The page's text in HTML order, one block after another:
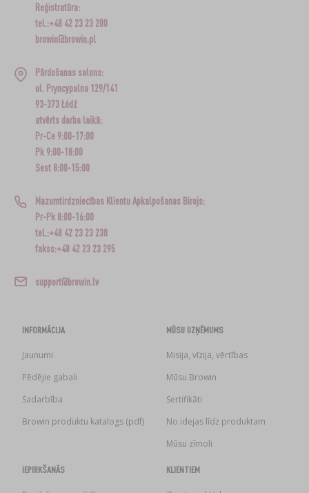
Reģistratūra:
tel.:+48 42 23 23 200
browin@browin.pl
Pārdošanas salons:
ul. Pryncypalna 129/141
93-373 Łódź
atvērts darba laikā:
Pr-Ce 9:00-17:00
Pk 9:00-18:00
Sest 8:00-15:00
Mazumtirdzniecības Klientu Apkalpošanas Birojs:
Pr-Pk 8:00-16:00
tel.:+48 42 23 23 230
fakss:+48 42 23 23 295
support@browin.lv
INFORMĀCIJA
Jaunumi
Pēdējie gabali
Sadarbība
Browin produktu katalogs (pdf)
MŪSU UZŅĒMUMS
Misija, vīzija, vērtības
Mūsu Browin
Sertifikāti
No idejas līdz produktam
Mūsu zīmoli
IEPIRKŠANĀS KLIENTIEM